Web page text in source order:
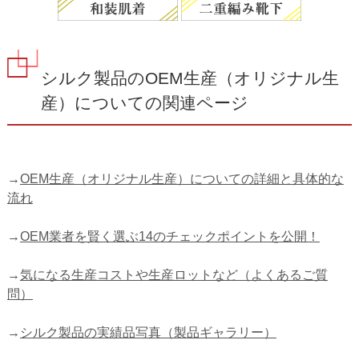
シルク製品のOEM生産（オリジナル生
産）についての関連ページ
→OEM生産（オリジナル生産）についての詳細と具体的な
流れ
→OEM業者を賢く選ぶ14のチェックポイントを公開！
→気になる生産コストや生産ロットなど（よくあるご質
問）
→ シルク製品の実績品写真（製品ギャラリー）